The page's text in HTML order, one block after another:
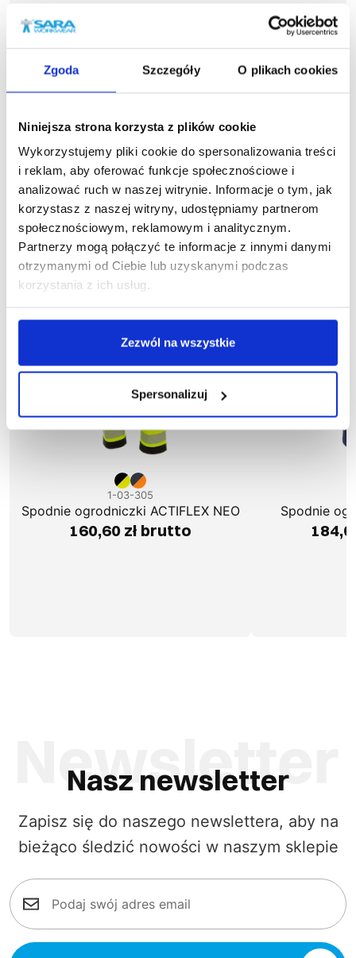
Zgoda Szczegóły O plikach cookies
Niniejsza strona korzysta z plików cookie
Wykorzystujemy pliki cookie do spersonalizowania treści
i reklam, aby oferować funkcje społecznościowe i
analizować ruch w naszej witrynie. Informacje o tym, jak
korzystasz z naszej witryny, udostępniamy partnerom
społecznościowym, reklamowym i analitycznym.
Partnerzy mogą połączyć te informacje z innymi danymi
otrzymanymi od Ciebie lub uzyskanymi podczas
korzystania z ich usług.
Zezwól na wszystkie
Spersonalizuj
Podobne produkty
1-03-305
Spodnie ogrodniczki ACTIFLEX NEO
160,60 zł brutto
Spodnie
Nasz newsletter
Zapisz się do naszego newslettera, aby na
bieżąco śledzić nowości w naszym sklepie